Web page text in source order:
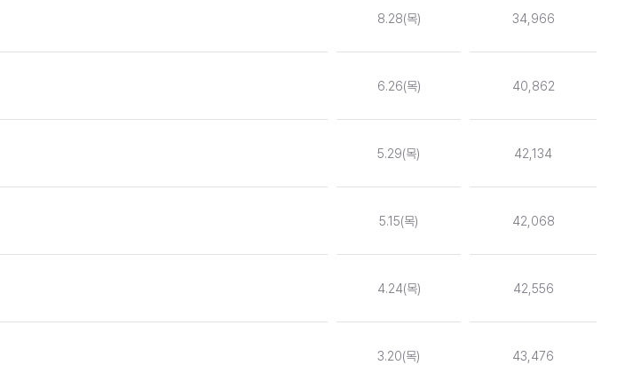
8.28(목) 34,966
6.26(목) 40,862
5.29(목) 42,134
5.15(목) 42,068
4.24(목) 42,556
3.20(목) 43,476